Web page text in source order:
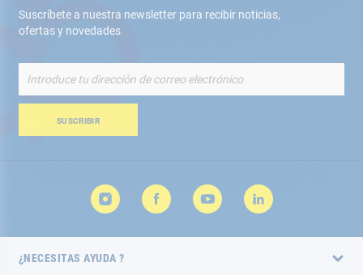
Suscríbete a nuestra newsletter para recibir noticias,
ofertas y novedades
nuestro
de
SUSCRIBIR
¿NECESITAS AYUDA ?